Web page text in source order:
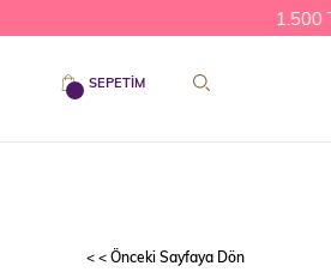
1.500 TL
SEPETIM
< < Önceki Sayfaya Dön